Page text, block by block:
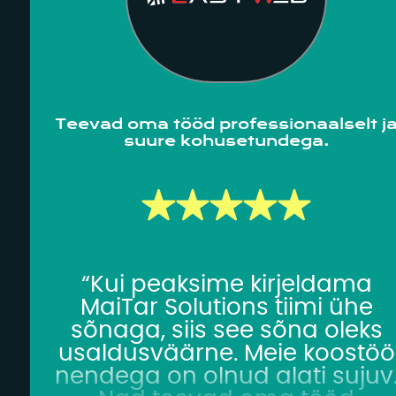
Teevad oma tööd professionaalselt ja
suure kohusetundega.
“Kui peaksime kirjeldama
MaiTar Solutions tiimi ühe
sõnaga, siis see sõna oleks
usaldusväärne. Meie koostöö
nendega on olnud alati